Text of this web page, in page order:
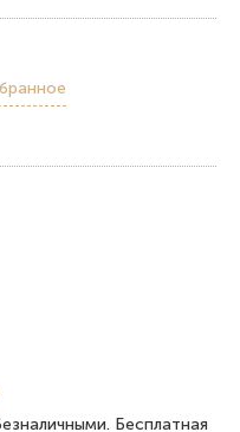
Бесплатная